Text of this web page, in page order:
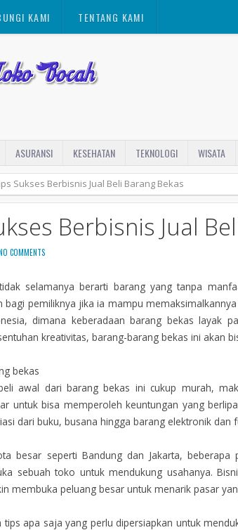
KAMI TENTANG KAMI
ASURANSI KESEHATAN TEKNOLOGI WISATA
Sukses Berbisnis Jual Beli Barang Bekas
Berbisnis Jual
COMMENTS
selamanya berarti barang yang tanpa
bagi pemiliknya jika ia mampu
dimana keberadaan barang bekas layak
kreativitas, barang-barang bekas ini akan
awal dari barang bekas ini cukup murah,
untuk bisa memperoleh keuntungan yang
dari buku, busana hingga barang elektronik dan
besar seperti Bandung dan Jakarta,
sebuah toko untuk mendukung usahanya.
membuka peluang besar untuk menarik pasar
tips apa saja yang perlu dipersiapkan untuk